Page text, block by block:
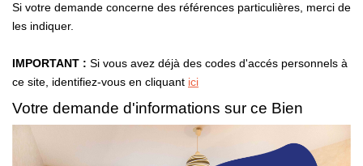
EN
Si votre demande concerne des références particulières, merci de
les indiquer.
IMPORTANT : Si vous avez déjà des codes d'accés personnels à
ce site, identifiez-vous en cliquant ici
Votre demande d'informations sur ce Bien